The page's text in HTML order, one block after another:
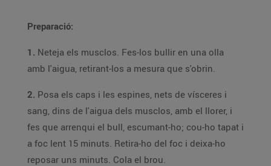
Preparació:
1. Neteja els musclos. Fes-los bullir en una olla
amb l'aigua, retirant-los a mesura que s'obrin.
2. Posa els caps i les espines, nets de vísceres i
sang, dins de l'aigua dels musclos, amb el llorer, i
fes que arrenqui el bull, escumant-ho; cou-ho tapat i
a foc lent 15 minuts. Retira-ho del foc i deixa-ho
reposar uns minuts. Cola el brou.